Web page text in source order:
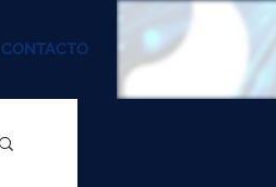
CONTACTO